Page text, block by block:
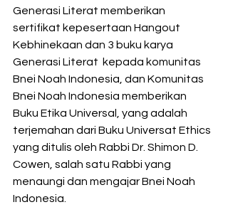
Generasi Literat memberikan
sertifikat kepesertaan Hangout
Kebhinekaan dan 3 buku karya
Generasi Literat  kepada komunitas
Bnei Noah Indonesia, dan Komunitas
Bnei Noah Indonesia memberikan
Buku Etika Universal, yang adalah
terjemahan dari Buku Universat Ethics
yang ditulis oleh Rabbi Dr. Shimon D.
Cowen, salah satu Rabbi yang
menaungi dan mengajar Bnei Noah
Indonesia.